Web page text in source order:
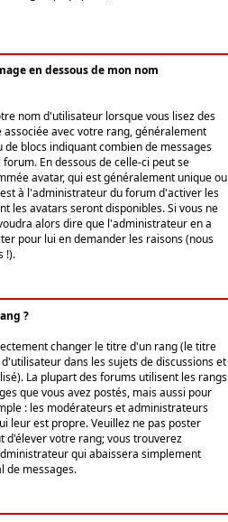
en dessous de mon nom
nom d'utilisateur lorsque vous lisez des
avec votre rang, généralement
blocs indiquant combien de messages
En dessous de celle-ci peut se
avatar, qui est généralement unique ou
à l'administrateur du forum d'activer les
les avatars seront disponibles. Si vous ne
alors dire que l'administrateur en a
pour lui en demander les raisons (nous
!).
?
changer le titre d'un rang (le titre
dans les sujets de discussions et
La plupart des forums utilisent les rangs
que vous avez postés, mais aussi pour
: les modérateurs et administrateurs
leur est propre. Veuillez ne pas poster
d'élever votre rang; vous trouverez
qui abaissera simplement
de messages.